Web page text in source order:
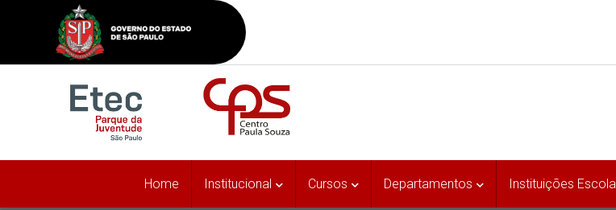
Home Institucional Cursos Departamentos Instituições